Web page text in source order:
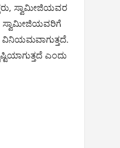
ಸ್ವಾಮೀಜಿಯವರ
ಸ್ವಾಮೀಜಿಯವರಿಗೆ
ಎಂದು